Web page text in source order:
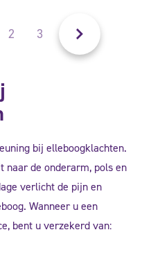
2 3
bij elleboogklachten.
naar de onderarm, pols en
verlicht de pijn en
Wanneer u een
bent u verzekerd van: